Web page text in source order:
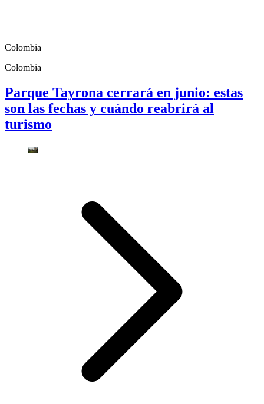
Colombia
Colombia
Parque Tayrona cerrará en junio: estas
son las fechas y cuándo reabrirá al
turismo